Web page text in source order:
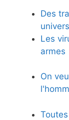
Des
Les
armes
On